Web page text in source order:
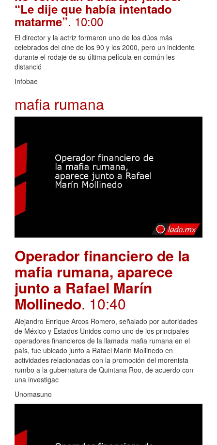
“Le dije que había intentado
matarme”. 10:00
El director y la actriz formaron uno de los dúos más
celebrados del cine de los 90 y los 2000, pero un incidente
durante el rodaje de su última película en común les
distanció
Infobae
mafia rumana
Operador financiero de la
mafia rumana, aparece
junto a Rafael Marín
Mollinedo. 10:40
Alejandro Enrique Arcos Romero, señalado por autoridades
de México y Estados Unidos como uno de los principales
operadores financieros de la llamada mafia rumana en el
país, fue ubicado junto a Rafael Marín Mollinedo en
actividades relacionadas con la promoción del morenista
rumbo a la gubernatura de Quintana Roo, de acuerdo con
una investigac
Unomasuno